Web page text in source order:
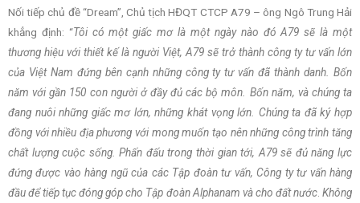
Nối tiếp chủ đề “Dream”, Chủ tịch HĐQT CTCP A79 – ông Ngô Trung Hải
khẳng định: “Tôi có một giấc mơ là một ngày nào đó A79 sẽ là một
thương hiệu với thiết kế là người Việt, A79 sẽ trở thành công ty tư vấn lớn
của Việt Nam đứng bên cạnh những công ty tư vấn đã thành danh. Bốn
năm với gần 150 con người ở đầy đủ các bộ môn. Bốn năm, và chúng ta
đang nuôi những giấc mơ lớn, những khát vọng lớn. Chúng ta đã ký hợp
đồng với nhiều địa phương với mong muốn tạo nên những công trình tăng
chất lượng cuộc sống. Phấn đấu trong thời gian tới, A79 sẽ đủ năng lực
đứng được vào hàng ngũ của các Tập đoàn tư vấn, Công ty tư vấn hàng
đầu để tiếp tục đóng góp cho Tập đoàn Alphanam và cho đất nước.Không